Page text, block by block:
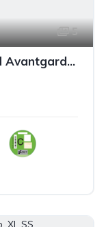
5
MERCEDES-BENZ Clase V 300 d Avantgarde Largo